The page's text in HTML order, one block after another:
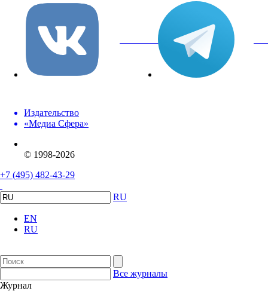
вКонтакте
Издательство
«Медиа Сфера»
© 1998-2026
+7 (495) 482-43-29
RU
EN
RU
Все журналы
Журнал